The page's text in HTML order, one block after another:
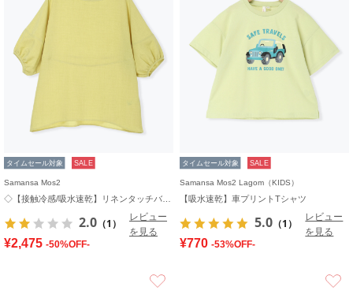
タイムセール対象 SALE
Samansa Mos2
2.0 （1）
レビュー
を見る
¥2,475 -50%OFF-
タイムセール対象 SALE
Samansa Mos2 Lagom（KIDS）
【吸水速乾】車プリントTシャツ
5.0 （1）
レビュー
を見る
¥770 -53%OFF-